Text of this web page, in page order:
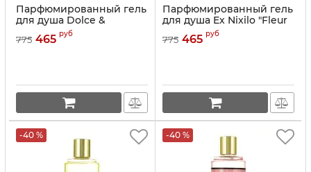
Парфюмированный гель
для душа Dolce &
Gabbana "3 L'Imperatrice"
250ml
775 465 руб
Парфюмированный гель
для душа Ex Nixilo "Fleur
Narcotique 250ml
775 465 руб
-40 % -40 %